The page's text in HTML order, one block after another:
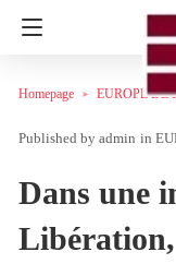
Homepage EUROPE DE
admin in
Dans une